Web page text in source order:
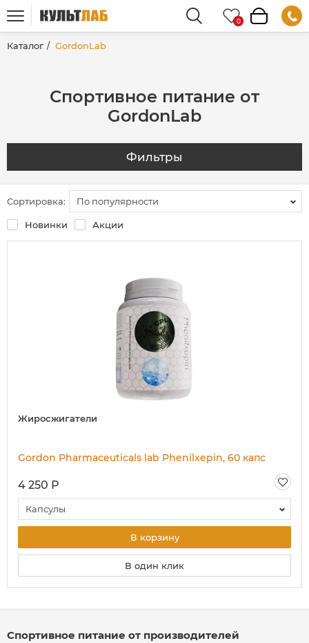
Каталог GordonLab
Спортивное питание от
GordonLab
Фильтры
Сортировка: По популярности
Новинки Акции
Жиросжигатели
Gordon Pharmaceuticals lab Phenilxepin, 60 капс
4 250 Р
Капсулы
В корзину
В один клик
Спортивное питание от производителей